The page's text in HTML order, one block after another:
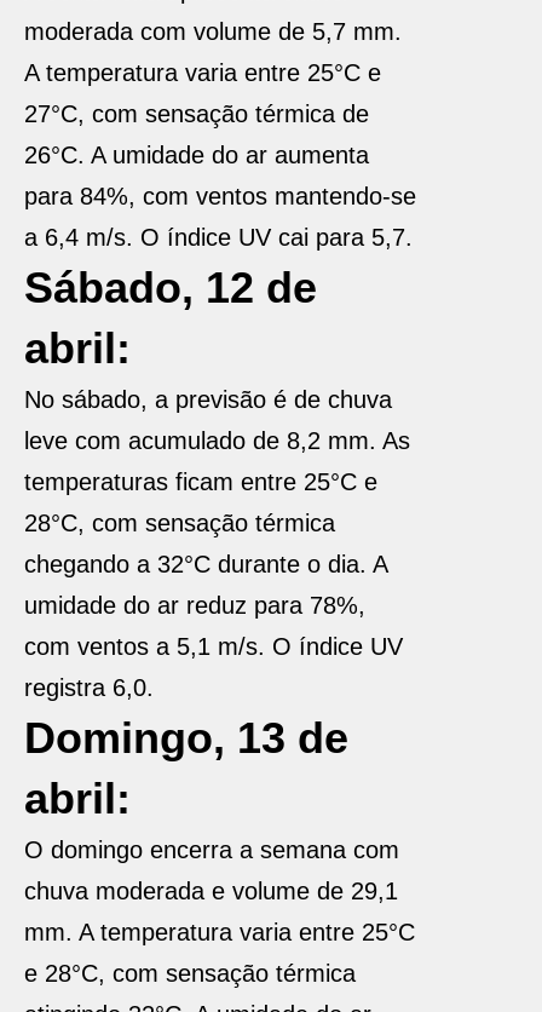
moderada com volume de 5,7 mm.
A temperatura varia entre 25°C e
27°C, com sensação térmica de
26°C. A umidade do ar aumenta
para 84%, com ventos mantendo-se
a 6,4 m/s. O índice UV cai para 5,7.
Sábado, 12 de
abril:
No sábado, a previsão é de chuva
leve com acumulado de 8,2 mm. As
temperaturas ficam entre 25°C e
28°C, com sensação térmica
chegando a 32°C durante o dia. A
umidade do ar reduz para 78%,
com ventos a 5,1 m/s. O índice UV
registra 6,0.
Domingo, 13 de
abril:
O domingo encerra a semana com
chuva moderada e volume de 29,1
mm. A temperatura varia entre 25°C
e 28°C, com sensação térmica